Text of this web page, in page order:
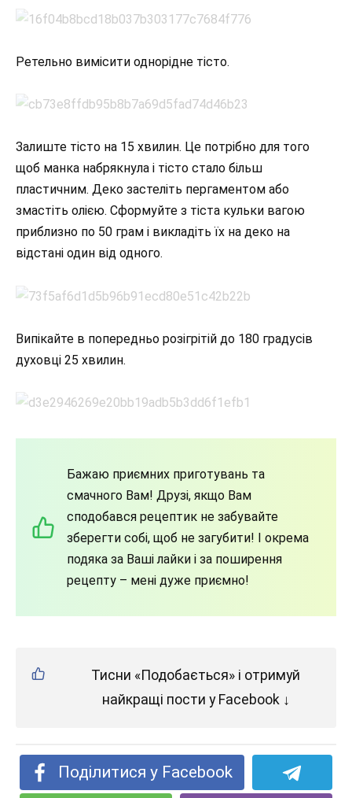
Ретельно вимісити однорідне тісто.
Залиште тісто на 15 хвилин. Це потрібно для того
щоб манка набрякнула і тісто стало більш
пластичним. Деко застеліть пергаментом або
змастіть олією. Сформуйте з тіста кульки вагою
приблизно по 50 грам і викладіть їх на деко на
відстані один від одного.
Випікайте в попередньо розігрітій до 180 градусів
духовці 25 хвилин.
Бажаю приємних приготувань та
смачного Вам! Друзі, якщо Вам
сподобався рецептик не забувайте
зберегти собі, щоб не загубити! І окрема
подяка за Ваші лайки і за поширення
рецепту – мені дуже приємно!
Тисни «Подобається» і отримуй
найкращі пости у Facebook ↓
Поділитися у Facebook